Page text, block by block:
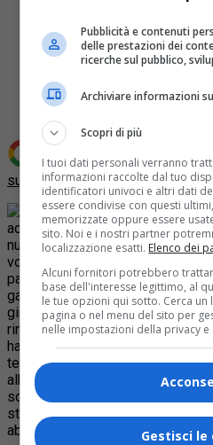
Tweet
Aggiungi Quotidiano
su Google
Danni nel
accompagnate al vento.
nuovo blocco operatorio
volato via ma fortunatamente
pazienti e personale medico e
garantiti gli interventi di
ginecologia-ostetricia, mentre
rinviati. Sempre a Casale in
hanno scoperchiato parte della
tetto è poi precipitato sulla
alberi sono stati abbattuti
sottostanti. Carabinieri,
stanno lavorando per verificare
abitazioni e strutture pubbliche.
Pubblicità e contenuti
delle prestazioni dei
ricerche sul pubblico,
Archiviare informazioni
Scopri di più
I tuoi dati personali verranno
informazioni raccolte dal tuo
identificatori univoci e altri dati
essere condivise con questi
memorizzate oppure essere
sito. Noi e i nostri partner
localizzazione esatti. Elenco dei
Alcuni fornitori potrebbero
base dell'interesse legittimo, al
le tue opzioni qui sotto. Cerca un
pagina o nel menu del sito per
nelle impostazioni della privacy e
Gestisci le